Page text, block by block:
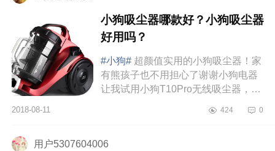
小狗吸尘器哪款好？小狗吸尘器
好用吗？
#小狗# 超颜值实用的小狗吸尘器！家
有熊孩子也不用担心了谢谢小狗电器
让我试用小狗T10Pro无线吸尘器，已
超可爱的同时也到了调皮的阶...
2018-08-11 424 0
用户5307604006